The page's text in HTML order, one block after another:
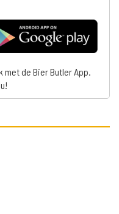
de Bier Butler App.